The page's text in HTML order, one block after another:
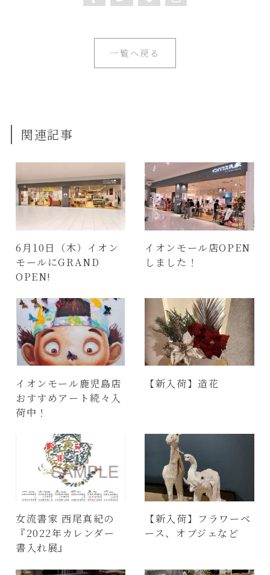
一覧へ戻る
関連記事
6月10日（木）イオン
モールにGRAND
OPEN!
イオンモール店OPEN
しました！
イオンモール鹿児島店
おすすめアート続々入
荷中！
【新入荷】造花
女流書家 西尾真紀の
『2022年カレンダー
書入れ展』
【新入荷】フラワーベ
ース、オブジェなど